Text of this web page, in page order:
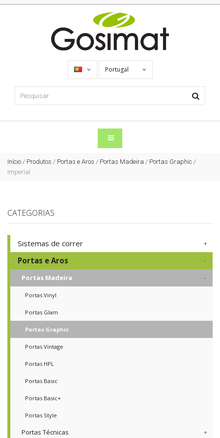
Portugal
Início / Produtos / Portas e Aros / Portas Madeira / Portas Graphic /
Imperial
CATEGORIAS
Sistemas de correr
Portas e Aros
Portas Madeira
Portas Vinyl
Portas Glam
Portas Graphic
Portas Vintage
Portas HPL
Portas Basic
Portas Basic+
Portas Style
Portas Técnicas